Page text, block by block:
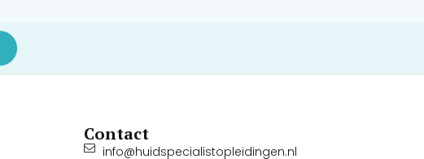
Contact
info@huidspecialistopleidingen.nl